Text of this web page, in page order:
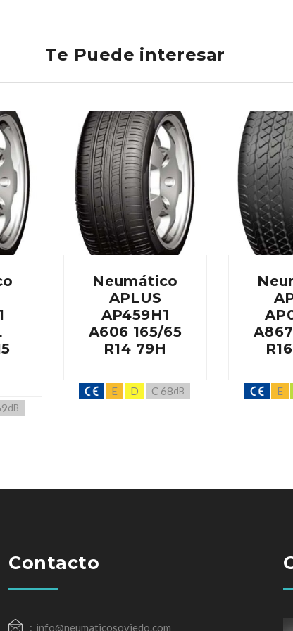
Te Puede interesar
dB
Neumático
APLUS
AP459H1
A606 165/65
R14 79H
E D C 68dB E
Contacto
info@neumaticosoviedo.com